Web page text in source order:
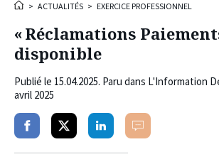
> ACTUALITÉS > EXERCICE PROFESSIONNEL
« Réclamations
disponible
Publié le 15.04.2025. Paru dans L'Information
avril 2025
PartagerPartagerPartagerCommenter